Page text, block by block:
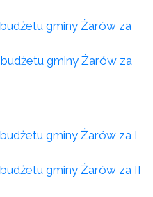
gminy Żarów za
gminy Żarów za
gminy Żarów za I
gminy Żarów za II